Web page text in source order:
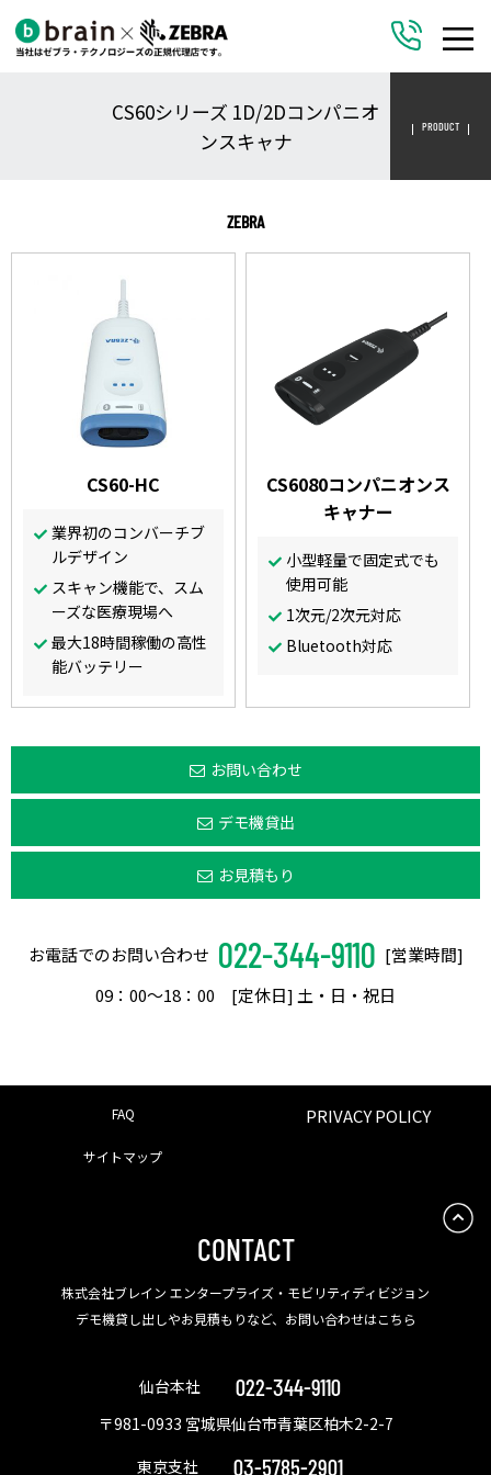
CS60シリーズ 1D/2Dコンパニオ
ンスキャナ
PRODUCT
ZEBRA
CS60-HC
業界初のコンバーチブ
ルデザイン
スキャン機能で、スム
ーズな医療現場へ
最大18時間稼働の高性
能バッテリー
CS6080コンパニオンス
キャナー
小型軽量で固定式でも
使用可能
1次元/2次元対応
Bluetooth対応
お問い合わせ
デモ機貸出
お見積もり
お電話でのお問い合わせ 022-344-9110 [営業時間]
09：00〜18：00 [定休日] 土・日・祝日
FAQ PRIVACY POLICY
サイトマップ
CONTACT
株式会社ブレイン エンタープライズ・モビリティディビジョン
デモ機貸し出しやお見積もりなど、お問い合わせはこちら
仙台本社 022-344-9110
〒981-0933 宮城県仙台市青葉区柏木2-2-7
東京支社
03-5785-2901